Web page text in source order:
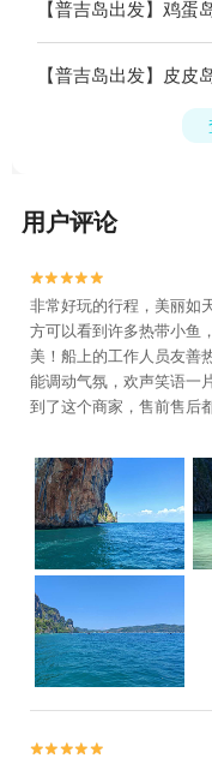
【普吉岛出发】鸡蛋
【普吉岛出发】皮皮
用户评论


非常好玩的行程，美丽如
方可以看到许多热带小鱼
美！船上的工作人员友善
能调动气氛，欢声笑语一
到了这个商家，售前售后
及时耐心细致的回答，也
恩遇见！

